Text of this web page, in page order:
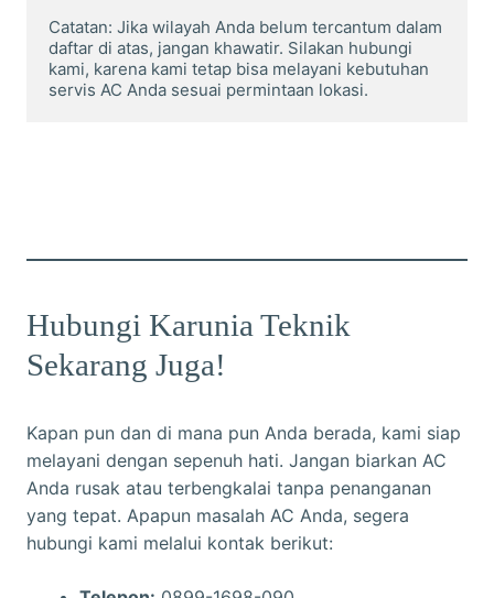
Catatan: Jika wilayah Anda belum tercantum dalam
daftar di atas, jangan khawatir. Silakan hubungi
kami, karena kami tetap bisa melayani kebutuhan
servis AC Anda sesuai permintaan lokasi.
Hubungi Karunia Teknik
Sekarang Juga!
Kapan pun dan di mana pun Anda berada, kami siap
melayani dengan sepenuh hati. Jangan biarkan AC
Anda rusak atau terbengkalai tanpa penanganan
yang tepat. Apapun masalah AC Anda, segera
hubungi kami melalui kontak berikut: